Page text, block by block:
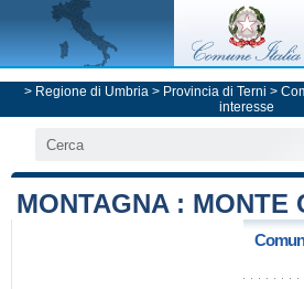
> Regione di Umbria > Provincia di Terni >
interesse
MONTAGNA : MONTE